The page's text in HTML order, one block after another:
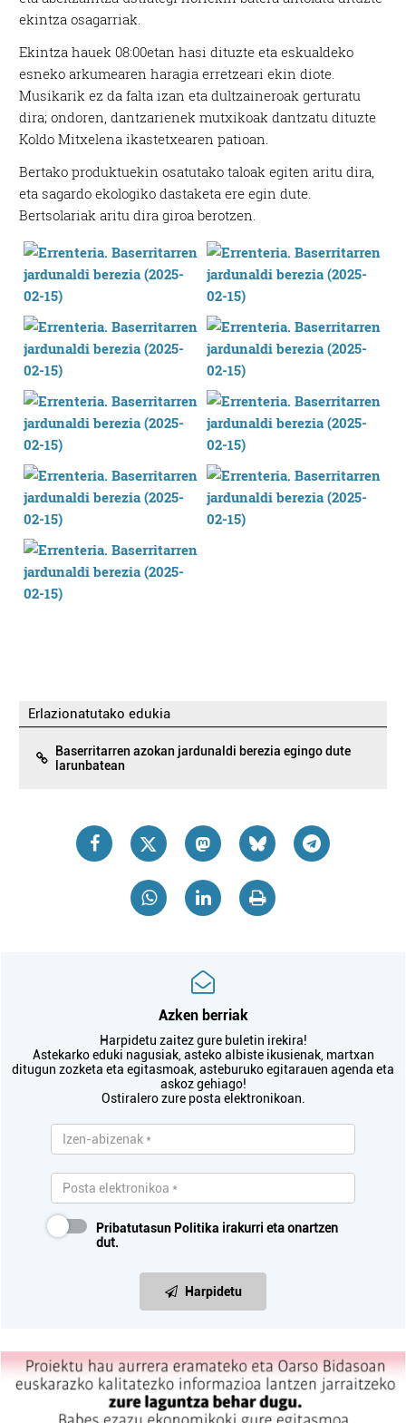
ekintza osagarriak.
Ekintza hauek 08:00etan hasi dituzte eta eskualdeko
esneko arkumearen haragia erretzeari ekin diote.
Musikarik ez da falta izan eta dultzaineroak gerturatu
dira; ondoren, dantzarienek mutxikoak dantzatu dituzte
Koldo Mitxelena ikastetxearen patioan.
Bertako produktuekin osatutako taloak egiten aritu dira,
eta sagardo ekologiko dastaketa ere egin dute.
Bertsolariak aritu dira giroa berotzen.
Erlazionatutako edukia
Baserritarren azokan jardunaldi berezia egingo dute
larunbatean
Azken berriak
Harpidetu zaitez gure buletin irekira!
Astekarko eduki nagusiak, asteko albiste ikusienak, martxan
ditugun zozketa eta egitasmoak, asteburuko egitarauen agenda eta
askoz gehiago!
Ostiralero zure posta elektronikoan.
Pribatutasun Politika irakurri eta onartzen
dut.
Harpidetu